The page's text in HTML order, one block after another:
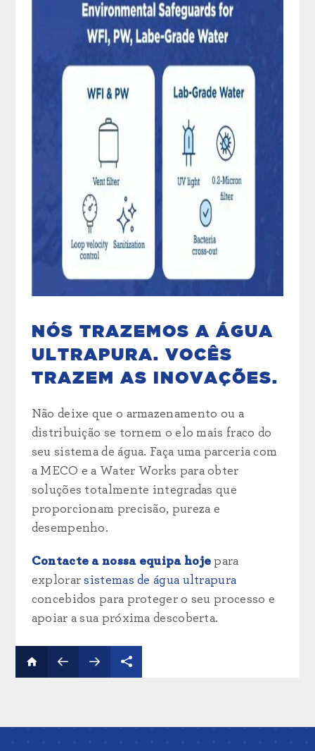
NÓS TRAZEMOS A ÁGUA
ULTRAPURA. VOCÊS
TRAZEM AS INOVAÇÕES.
Não deixe que o armazenamento ou a
distribuição se tornem o elo mais fraco do
seu sistema de água. Faça uma parceria com
a MECO e a Water Works para obter
soluções totalmente integradas que
proporcionam precisão, pureza e
desempenho.
Contacte a nossa equipa hoje para
explorarsistemas de água ultrapura
concebidos para proteger o seu processo e
apoiar a sua próxima descoberta.